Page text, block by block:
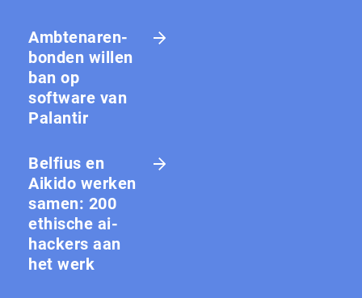
Amb­te­na­ren­
bon­den willen
ban op
software van
Palantir
Belfius en
Aikido werken
samen: 200
ethische ai-
hackers aan
het werk